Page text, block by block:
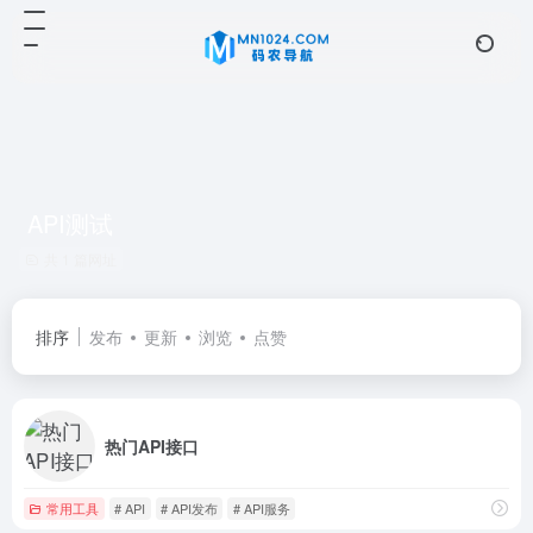
排序 发布 更新 浏览 点赞
热门API接口
常用工具 # API # API发布 # API服务